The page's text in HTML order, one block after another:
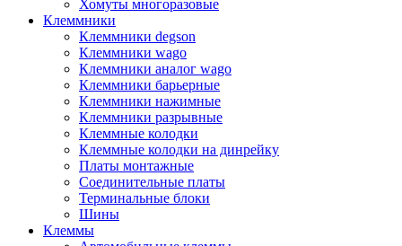
Хомуты многоразовые
Клеммники
Клеммники degson
Клеммники wago
Клеммники аналог wago
Клеммники барьерные
Клеммники нажимные
Клеммники разрывные
Клеммные колодки
Клеммные колодки на динрейку
Платы монтажные
Соединительные платы
Терминальные блоки
Шины
Клеммы